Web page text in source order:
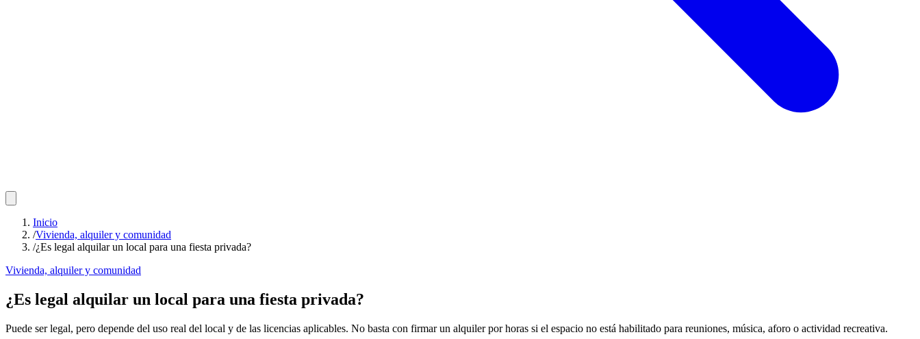
Inicio
/Vivienda, alquiler y comunidad
/¿Es legal alquilar un local para una fiesta privada?
Vivienda, alquiler y comunidad
¿Es legal alquilar un local para una fiesta privada?
Puede ser legal, pero depende del uso real del local y de las licencias aplicables. No basta con firmar un alquiler por horas si el espacio no está habilitado para reuniones, música, aforo o actividad recreativa.